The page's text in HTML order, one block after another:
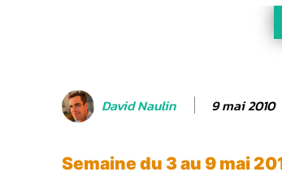
David Naulin 9 mai 2010
Semaine du 3 au 9 mai